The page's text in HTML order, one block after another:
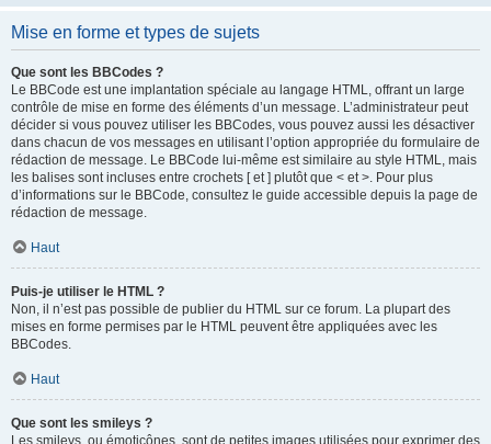
Mise en forme et types de sujets
Que sont les BBCodes ?
Le BBCode est une implantation spéciale au langage HTML, offrant un large
contrôle de mise en forme des éléments d’un message. L’administrateur peut
décider si vous pouvez utiliser les BBCodes, vous pouvez aussi les désactiver
dans chacun de vos messages en utilisant l’option appropriée du formulaire de
rédaction de message. Le BBCode lui-même est similaire au style HTML, mais
les balises sont incluses entre crochets [ et ] plutôt que < et >. Pour plus
d’informations sur le BBCode, consultez le guide accessible depuis la page de
rédaction de message.
Haut
Puis-je utiliser le HTML ?
Non, il n’est pas possible de publier du HTML sur ce forum. La plupart des
mises en forme permises par le HTML peuvent être appliquées avec les
BBCodes.
Haut
Que sont les smileys ?
Les smileys, ou émoticônes, sont de petites images utilisées pour exprimer des